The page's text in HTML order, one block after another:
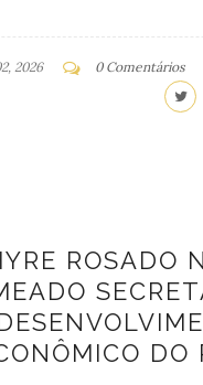
2026 0 Comentários
ROSADO
DO